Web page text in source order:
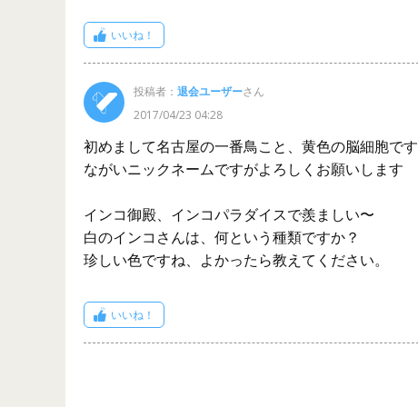
いいね！
投稿者： 退会ユーザーさん
2017/04/23 04:28
初めまして名古屋の一番鳥こと、黄色の脳細胞です
ながいニックネームですがよろしくお願いします
インコ御殿、インコパラダイスで羨ましい〜
白のインコさんは、何という種類ですか？
珍しい色ですね、よかったら教えてください。
いいね！